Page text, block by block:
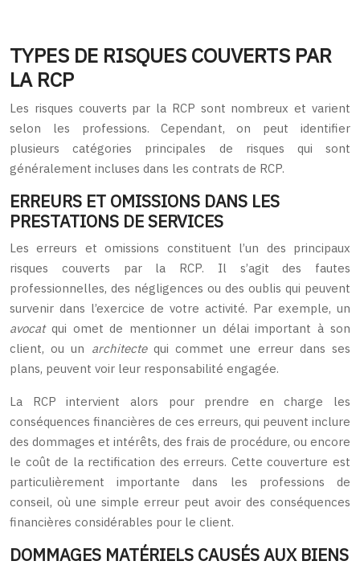
TYPES DE RISQUES COUVERTS PAR
LA RCP
Les risques couverts par la RCP sont nombreux et varient
selon les professions. Cependant, on peut identifier
plusieurs catégories principales de risques qui sont
généralement incluses dans les contrats de RCP.
ERREURS ET OMISSIONS DANS LES
PRESTATIONS DE SERVICES
Les erreurs et omissions constituent l’un des principaux
risques couverts par la RCP. Il s’agit des fautes
professionnelles, des négligences ou des oublis qui peuvent
survenir dans l’exercice de votre activité. Par exemple, un
avocat qui omet de mentionner un délai important à son
client, ou un architecte qui commet une erreur dans ses
plans, peuvent voir leur responsabilité engagée.
La RCP intervient alors pour prendre en charge les
conséquences financières de ces erreurs, qui peuvent inclure
des dommages et intérêts, des frais de procédure, ou encore
le coût de la rectification des erreurs. Cette couverture est
particulièrement importante dans les professions de
conseil, où une simple erreur peut avoir des conséquences
financières considérables pour le client.
DOMMAGES MATÉRIELS CAUSÉS AUX BIENS